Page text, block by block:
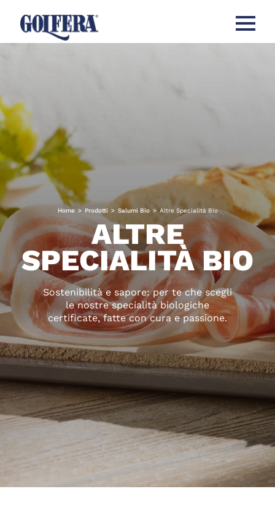
Apri
Home > Prodotti > Salumi Bio > Altre Specialità Bio
ALTRE
SPECIALITÀ BIO
Sostenibilità e sapore: per te che scegli
le nostre specialità biologiche
certificate, fatte con cura e passione.